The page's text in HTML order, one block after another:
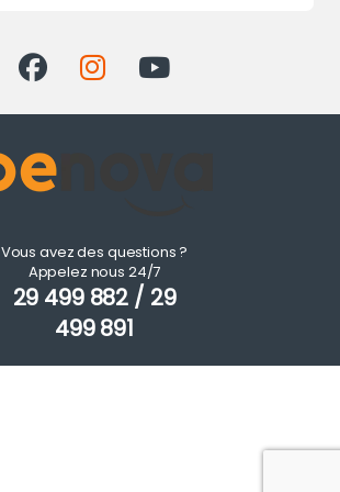
Vous avez des questions ?
Appelez nous 24/7
29 499 882 / 29
499 891